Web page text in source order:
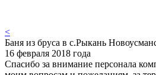
<
Баня из бруса в с.Рыкань
16 февраля 2018 года
Спасибо за внимание персонала